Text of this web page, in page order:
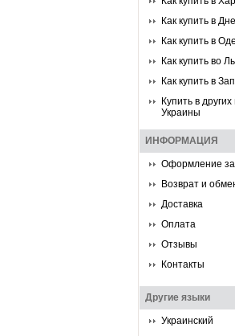
Как купить в
Как купить в
Как купить во
Как купить в
Купить в
Украины
ИНФОРМАЦИЯ
Оформление
Возврат и
Доставка
Оплата
Отзывы
Контакты
Другие языки
Украинский